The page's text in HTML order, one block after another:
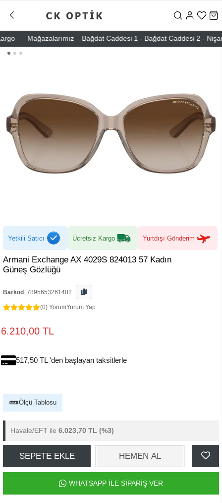
Mağazalarımız – Bağdat Caddesi 1 - Bağdat Caddesi 2 -
Yetkili Satıcı Ücretsiz Kargo Yurtdışı Gönderim
Armani Exchange AX 4029S 824013 57 Kadın
Güneş Gözlüğü
Barkod : 7895653261402
(0) YorumYorum Yap
6.210,00 TL
517,50 TL 'den başlayan taksitlerle
Ölçü Tablosu
Havale/EFT ile 6.023,70 TL (%3)
SEPETE EKLE HEMEN AL
WHATSAPP İLE SİPARİŞ VER